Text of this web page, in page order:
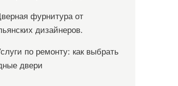
фурнитура от
дизайнеров.
по ремонту: как выбрать
двери